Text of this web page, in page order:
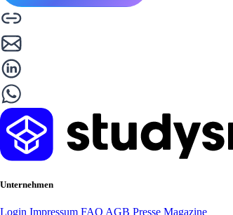
Unternehmen
Login Impressum FAQ AGB Presse Magazine